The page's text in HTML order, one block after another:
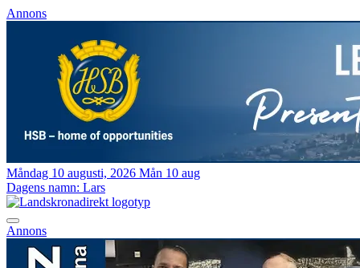
Annons
Måndag 10 augusti, 2026 Mån 10 aug
Dagens namn: Lars
Annons